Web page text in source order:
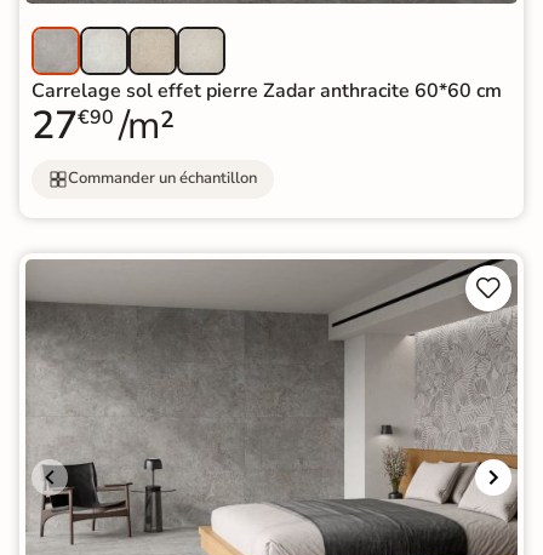
Carrelage sol effet pierre Zadar anthracite 60*60 cm
27€90 /m²
Commander un échantillon

